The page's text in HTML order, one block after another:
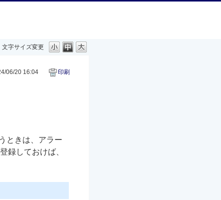
文字サイズ変更
06/20 16:04 印刷
ときは、アラー
録しておけば、